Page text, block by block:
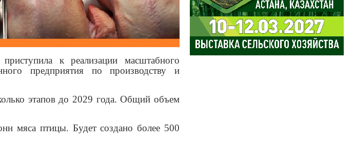
к реализации масштабного
предприятия по производству и
этапов до 2029 года. Общий объем
мяса птицы. Будет создано более 500